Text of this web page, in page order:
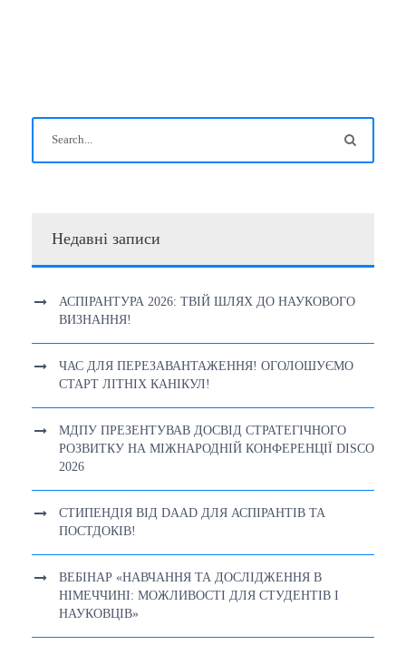
Недавні записи
АСПІРАНТУРА 2026: ТВІЙ ШЛЯХ ДО НАУКОВОГО
ВИЗНАННЯ!
ЧАС ДЛЯ ПЕРЕЗАВАНТАЖЕННЯ! ОГОЛОШУЄМО
СТАРТ ЛІТНІХ КАНІКУЛ!
МДПУ ПРЕЗЕНТУВАВ ДОСВІД СТРАТЕГІЧНОГО
РОЗВИТКУ НА МІЖНАРОДНІЙ КОНФЕРЕНЦІЇ DISCO
2026
СТИПЕНДІЯ ВІД DAAD ДЛЯ АСПІРАНТІВ ТА
ПОСТДОКІВ!
ВЕБІНАР «НАВЧАННЯ ТА ДОСЛІДЖЕННЯ В
НІМЕЧЧИНІ: МОЖЛИВОСТІ ДЛЯ СТУДЕНТІВ І
НАУКОВЦІВ»